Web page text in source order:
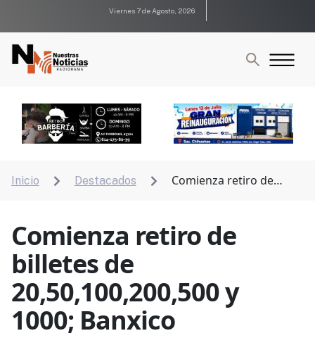
Viernes 7 de Agosto, 2026
Inicio  Destacados 
Comienza retiro de
Comienza retiro de
billetes de
20,50,100,200,500 y
1000; Banxico